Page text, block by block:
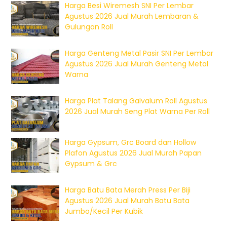
Harga Besi Wiremesh SNI Per Lembar
Agustus 2026 Jual Murah Lembaran &
Gulungan Roll
Harga Genteng Metal Pasir SNI Per Lembar
Agustus 2026 Jual Murah Genteng Metal
Warna
Harga Plat Talang Galvalum Roll Agustus
2026 Jual Murah Seng Plat Warna Per Roll
Harga Gypsum, Grc Board dan Hollow
Plafon Agustus 2026 Jual Murah Papan
Gypsum & Grc
Harga Batu Bata Merah Press Per Biji
Agustus 2026 Jual Murah Batu Bata
Jumbo/Kecil Per Kubik